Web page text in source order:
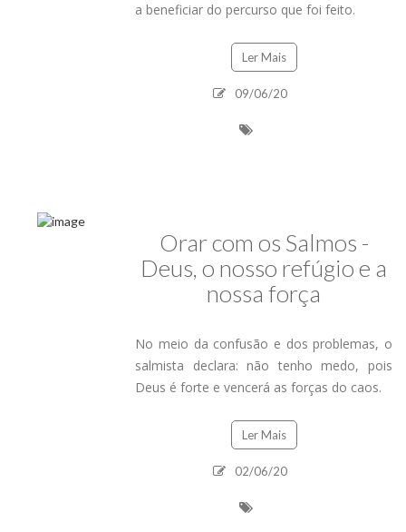
a beneficiar do percurso que foi feito.
Ler Mais
09/06/20
Orar com os Salmos -
Deus, o nosso refúgio e a
nossa força
No meio da confusão e dos problemas, o
salmista declara: não tenho medo, pois
Deus é forte e vencerá as forças do caos.
Ler Mais
02/06/20